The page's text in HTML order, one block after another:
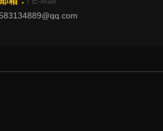
583134889@qq.com